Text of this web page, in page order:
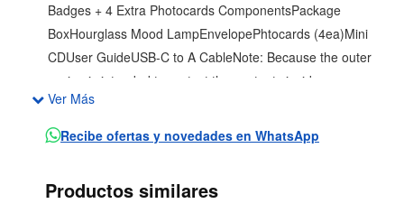
Badges + 4 Extra Photocards ComponentsPackage
BoxHourglass Mood LampEnvelopePhtocards (4ea)Mini
CDUser GuideUSB-C to A CableNote: Because the outer
casing is intended to protect the contents inside,
damage to the outer box cannot be a reason for return
or exchange. Please film the UNBOXING video
Ver Más
Recibe ofertas y novedades en WhatsApp
Productos similares